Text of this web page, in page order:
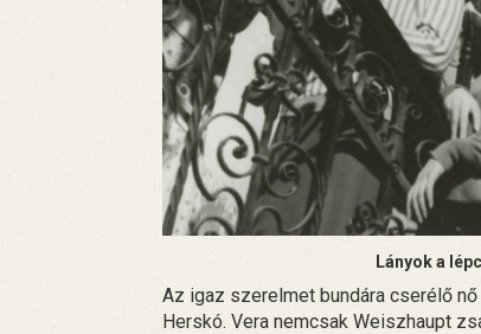
Lányok a
Az igaz szerelmet bundára cserélő
Herskó. Vera nemcsak Weiszhaupt